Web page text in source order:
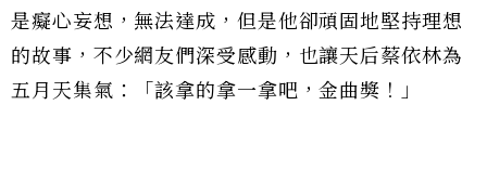
是癡心妄想，無法達成，但是他卻頑固地堅持理想
的故事，不少網友們深受感動，也讓天后蔡依林為
五月天集氣：「該拿的拿一拿吧，金曲獎！」